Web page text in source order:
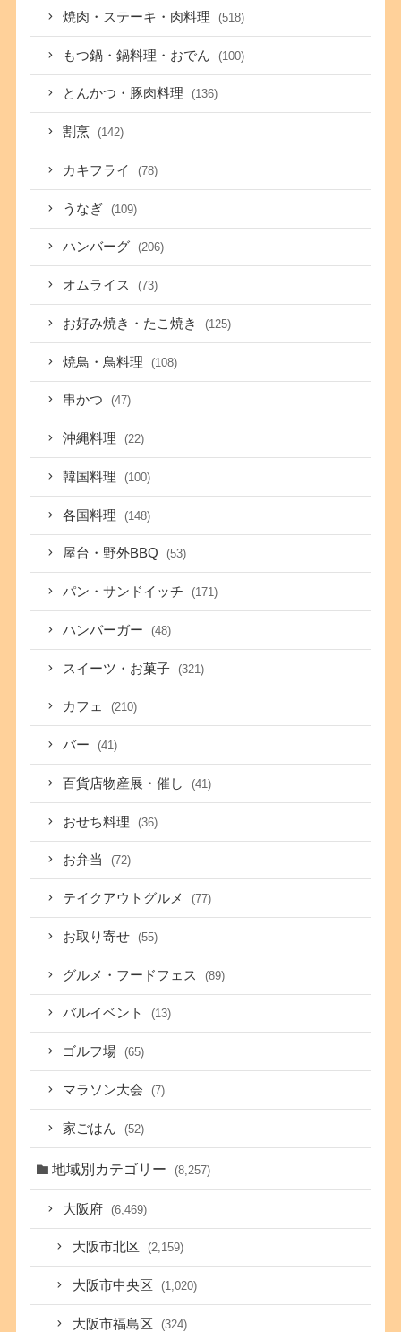
焼肉・ステーキ・肉料理 (518)
もつ鍋・鍋料理・おでん (100)
とんかつ・豚肉料理 (136)
割烹 (142)
カキフライ (78)
うなぎ (109)
ハンバーグ (206)
オムライス (73)
お好み焼き・たこ焼き (125)
焼鳥・鳥料理 (108)
串かつ (47)
沖縄料理 (22)
韓国料理 (100)
各国料理 (148)
屋台・野外BBQ (53)
パン・サンドイッチ (171)
ハンバーガー (48)
スイーツ・お菓子 (321)
カフェ (210)
バー (41)
百貨店物産展・催し (41)
おせち料理 (36)
お弁当 (72)
テイクアウトグルメ (77)
お取り寄せ (55)
グルメ・フードフェス (89)
バルイベント (13)
ゴルフ場 (65)
マラソン大会 (7)
家ごはん (52)
地域別カテゴリー (8,257)
大阪府 (6,469)
大阪市北区 (2,159)
大阪市中央区 (1,020)
大阪市福島区 (324)